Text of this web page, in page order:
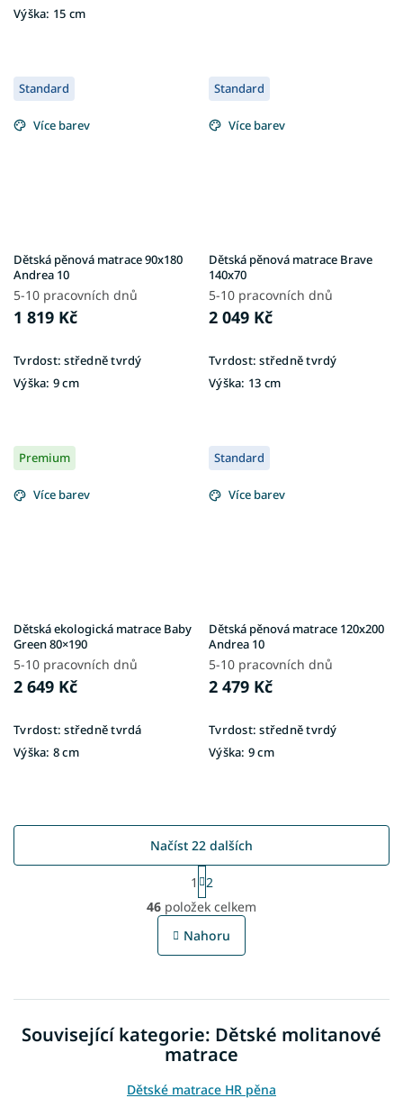
Výška: 15 cm
Standard
Více barev
Dětská pěnová matrace 90x180
Andrea 10
5-10 pracovních dnů
1 819 Kč
Tvrdost: středně tvrdý
Výška: 9 cm
Standard
Více barev
Dětská pěnová matrace Brave
140x70
5-10 pracovních dnů
2 049 Kč
Tvrdost: středně tvrdý
Výška: 13 cm
Premium
Více barev
Dětská ekologická matrace Baby
Green 80×190
5-10 pracovních dnů
2 649 Kč
Tvrdost: středně tvrdá
Výška: 8 cm
Standard
Více barev
Dětská pěnová matrace 120x200
Andrea 10
5-10 pracovních dnů
2 479 Kč
Tvrdost: středně tvrdý
Výška: 9 cm
O
v
l
c
p
r
v
k
Načíst 22 dalších
S
t
r
á
n
á
1
2
46 položek celkem
Nahoru
Související kategorie: Dětské molitanové
matrace
Dětské matrace HR pěna